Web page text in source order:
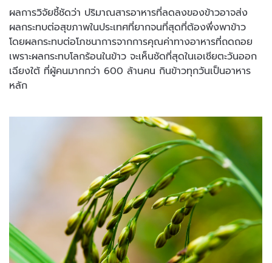
ผลการวิจัยชี้ชัดว่า ปริมาณสารอาหารที่ลดลงของข้าวอาจส่ง
ผลกระทบต่อสุขภาพในประเทศที่ยากจนที่สุดที่ต้องพึ่งพาข้าว
โดยผลกระทบต่อโภชนาการจากการคุณค่าทางอาหารที่ถดถอย
เพราะผลกระทบโลกร้อนในข้าว จะเห็นชัดที่สุดในเอเชียตะวันออก
เฉียงใต้ ที่ผู้คนมากกว่า 600 ล้านคน กินข้าวทุกวันเป็นอาหาร
หลัก